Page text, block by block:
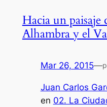
Hacia un paisaje
Alhambra y el
Mar 26, 2015—
Juan Carlos
en 02. La